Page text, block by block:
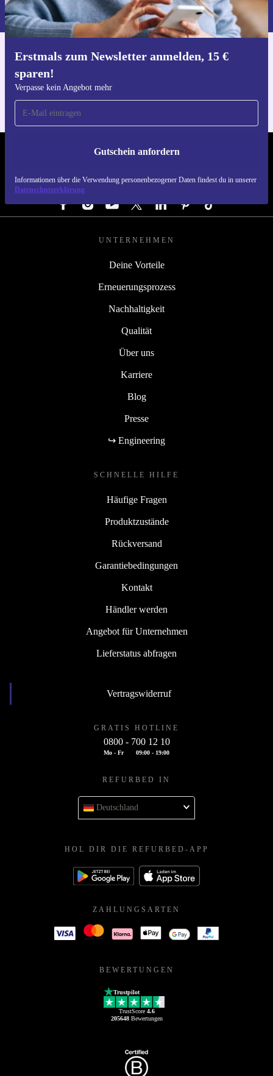
Erstmals zum Newsletter anmelden, 15 €
sparen!
Verpasse kein Angebot mehr
Gutschein anfordern
Informationen über die Verwendung personenbezogener Daten findest du in unserer
Datenschutzerklärung
du in unserer
Datenschutzerklärung.
Hol dir die refurbed-App
REFURBED DEUTSCHLAND - RETHINK NEW.
FOLGE UNS
UNTERNEHMEN
Deine Vorteile
Erneuerungsprozess
Nachhaltigkeit
Qualität
Über uns
Karriere
Blog
Presse
↪ Engineering
SCHNELLE HILFE
Häufige Fragen
Produktzustände
Rückversand
Garantiebedingungen
Kontakt
Händler werden
Angebot für Unternehmen
Lieferstatus abfragen
Vertragswiderruf
GRATIS HOTLINE
0800 - 700 12 10
Mo - Fr 09:00 - 19:00
REFURBED IN
Deutschland
HOL DIR DIE REFURBED-APP
ZAHLUNGSARTEN
BEWERTUNGEN
Trustpilot
TrustScore 4.6
205648Bewertungen